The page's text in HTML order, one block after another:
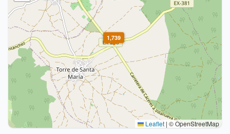
1,739
Leaflet | © OpenStreetMap